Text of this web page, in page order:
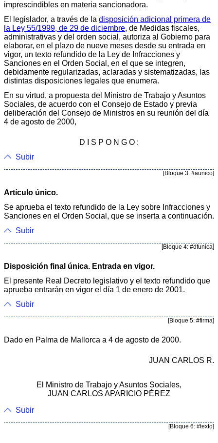
imprescindibles en materia sancionadora.
El legislador, a través de la disposición adicional primera de
la Ley 55/1999, de 29 de diciembre, de Medidas fiscales,
administrativas y del orden social, autoriza al Gobierno para
elaborar, en el plazo de nueve meses desde su entrada en
vigor, un texto refundido de la Ley de Infracciones y
Sanciones en el Orden Social, en el que se integren,
debidamente regularizadas, aclaradas y sistematizadas, las
distintas disposiciones legales que enumera.
En su virtud, a propuesta del Ministro de Trabajo y Asuntos
Sociales, de acuerdo con el Consejo de Estado y previa
deliberación del Consejo de Ministros en su reunión del día
4 de agosto de 2000,
D I S P O N G O :
Subir
[Bloque 3: #aunico]
Artículo único.
Se aprueba el texto refundido de la Ley sobre Infracciones y
Sanciones en el Orden Social, que se inserta a continuación.
Subir
[Bloque 4: #dfunica]
Disposición final única. Entrada en vigor.
El presente Real Decreto legislativo y el texto refundido que
aprueba entrarán en vigor el día 1 de enero de 2001.
Subir
[Bloque 5: #firma]
Dado en Palma de Mallorca a 4 de agosto de 2000.
JUAN CARLOS R.
El Ministro de Trabajo y Asuntos Sociales,
JUAN CARLOS APARICIO PÉREZ
Subir
[Bloque 6: #texto]